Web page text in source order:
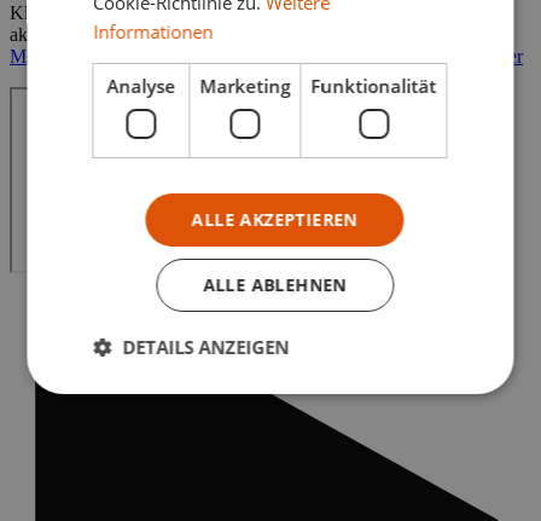
Klick auf den Play-Button heben Sie diese Blockierung auf und
akzeptieren die Datenschutzbestimmungen von YouTube.
Mehr Informationen zum Datenschutz von YouTube finden Sie hier
Informationen
Analyse Marketing Funktionalität
ALLE AKZEPTIEREN
ALLE ABLEHNEN
DETAILS ANZEIGEN